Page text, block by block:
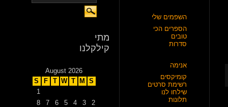
השפמים שלי
הספרים הכי
טובים
סדרות
אנימה
קומיקסים
רשימת סרטים
שילחו לנו
תלונות
מתי
קילקלנו
August 2026
S
M
T
W
T
F
S
1
2
3
4
5
6
7
8